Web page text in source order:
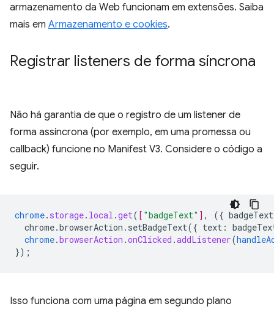
armazenamento da Web funcionam em extensões. Saiba
mais em Armazenamento e cookies.
Registrar listeners de forma síncrona
Não há garantia de que o registro de um listener de
forma assíncrona (por exemplo, em uma promessa ou
callback) funcione no Manifest V3. Considere o código a
seguir.
chrome. storage. local .get( [ "badgeText" ] , ({ badgeText
chrome.browserAction.setBadgeText({ text :
chrome.browserAction .onClicked .addListener(
});
Isso funciona com uma página em segundo plano